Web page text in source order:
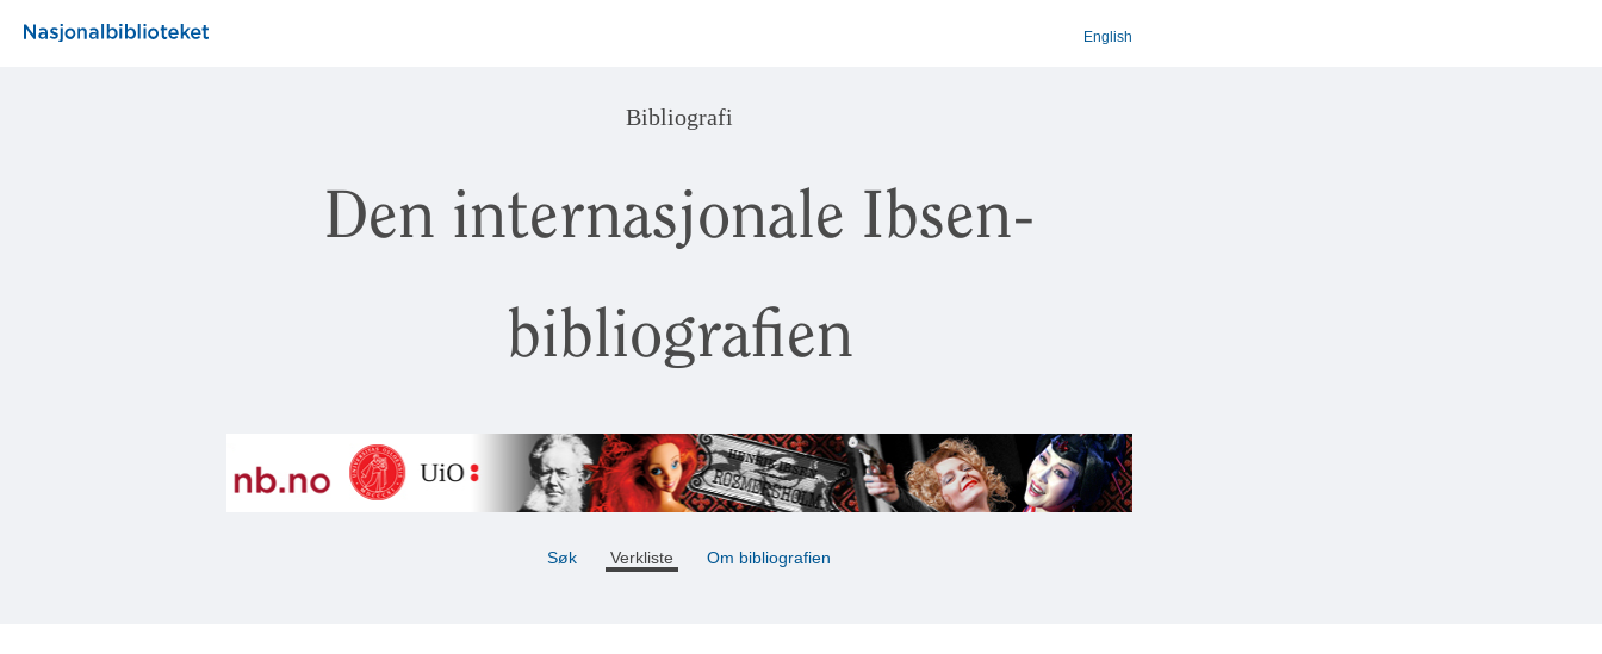
English
Bibliografi
Den internasjonale Ibsen-
bibliografien
Søk Verkliste Om bibliografien